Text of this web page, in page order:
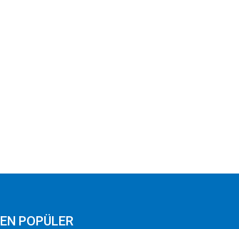
EN POPÜLER